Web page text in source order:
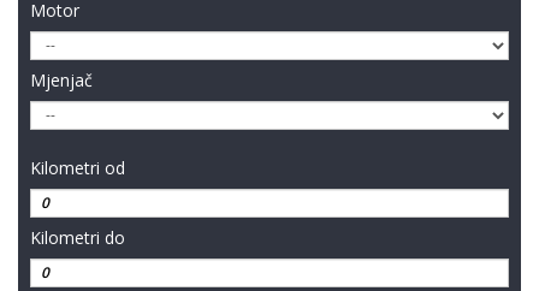
Motor
Mjenjač
Kilometri od
Kilometri do